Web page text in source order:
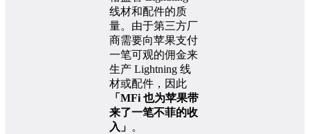
线材和配件的质
量。由于第三方厂
商需要向苹果支付
一笔可观的佣金来
生产 Lightning 线
材或配件，因此
「MFi 也为苹果带
来了一笔不菲的收
入」 。